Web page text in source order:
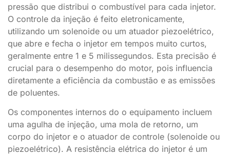
pressão que distribui o combustível para cada injetor.
O controle da injeção é feito eletronicamente,
utilizando um solenoide ou um atuador piezoelétrico,
que abre e fecha o injetor em tempos muito curtos,
geralmente entre 1 e 5 milissegundos. Esta precisão é
crucial para o desempenho do motor, pois influencia
diretamente a eficiência da combustão e as emissões
de poluentes.
Os componentes internos do o equipamento incluem
uma agulha de injeção, uma mola de retorno, um
corpo do injetor e o atuador de controle (solenoide ou
piezoelétrico). A resistência elétrica do injetor é um